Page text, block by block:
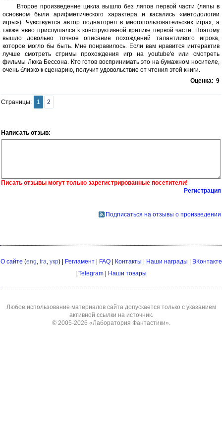
Второе произведение цикла вышло без ляпов первой части (ляпы в
основном были арифметического характера и касались «методологии
игры»). Чувствуется автор поднаторел в многопользовательских играх, а
также явно прислушался к конструктивной критике первой части. Поэтому
вышло довольно точное описание похождений талантливого игрока,
которое могло бы быть. Мне понравилось. Если вам нравится интерактив
лучше смотреть стримы прохождения игр на youtube'е или смотреть
фильмы Люка Бессона. Кто готов воспринимать это на бумажном носителе,
очень близко к сценарию, получит удовольствие от чтения этой книги.
Оценка: 9
Страницы: 1 2
Написать отзыв:
Писать отзывы могут только зарегистрированные посетители!
Регистрация
Подписаться на отзывы о произведении
О сайте (eng, fra, укр) | Регламент| FAQ| Контакты Наши награды
ВКонтакте
Telegram Наши товары
Любое использование материалов сайта допускается только с указанием
активной ссылки на источник.
© 2005-2026 «Лаборатория Фантастики».